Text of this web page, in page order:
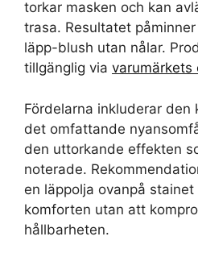
torkar masken och kan
trasa. Resultatet
läpp-blush utan nålar.
tillgänglig via varumärkets
Fördelarna inkluderar
det omfattande
den uttorkande effekten
noterade.
en läppolja ovanpå
komforten utan att
hållbarheten.